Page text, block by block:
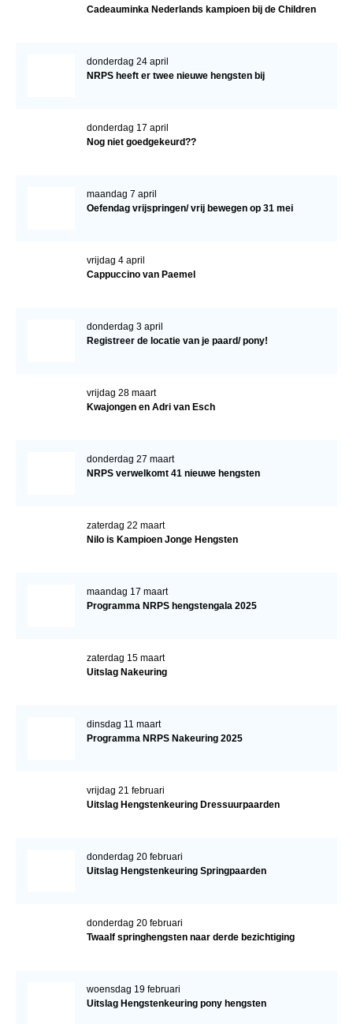
Cadeauminka Nederlands kampioen bij de Children
donderdag 24 april
NRPS heeft er twee nieuwe hengsten bij
donderdag 17 april
Nog niet goedgekeurd??
maandag 7 april
Oefendag vrijspringen/ vrij bewegen op 31 mei
vrijdag 4 april
Cappuccino van Paemel
donderdag 3 april
Registreer de locatie van je paard/ pony!
vrijdag 28 maart
Kwajongen en Adri van Esch
donderdag 27 maart
NRPS verwelkomt 41 nieuwe hengsten
zaterdag 22 maart
Nilo is Kampioen Jonge Hengsten
maandag 17 maart
Programma NRPS hengstengala 2025
zaterdag 15 maart
Uitslag Nakeuring
dinsdag 11 maart
Programma NRPS Nakeuring 2025
vrijdag 21 februari
Uitslag Hengstenkeuring Dressuurpaarden
donderdag 20 februari
Uitslag Hengstenkeuring Springpaarden
donderdag 20 februari
Twaalf springhengsten naar derde bezichtiging
woensdag 19 februari
Uitslag Hengstenkeuring pony hengsten